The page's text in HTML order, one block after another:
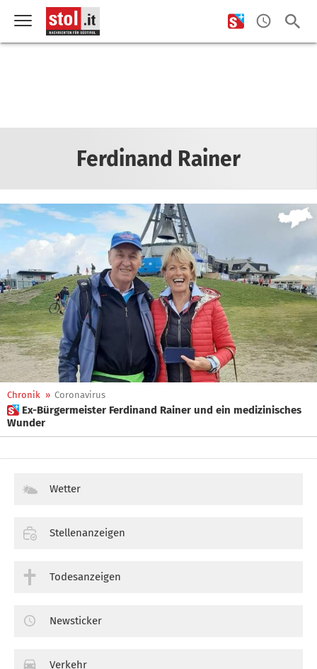
Ferdinand Rainer
Chronik » Coronavirus
 Ex-Bürgermeister Ferdinand Rainer und ein medizinisches
Wunder
Wetter
Stellenanzeigen
Todesanzeigen
Newsticker
Verkehr